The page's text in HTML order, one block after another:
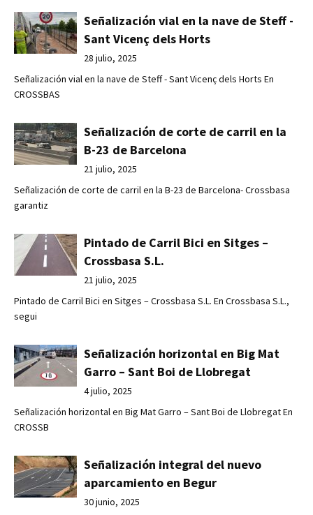
Señalización vial en la nave de Steff -
Sant Vicenç dels Horts
28 julio, 2025
Señalización vial en la nave de Steff - Sant Vicenç dels Horts En
CROSSBAS
Señalización de corte de carril en la
B-23 de Barcelona
21 julio, 2025
Señalización de corte de carril en la B-23 de Barcelona- Crossbasa
garantiz
Pintado de Carril Bici en Sitges –
Crossbasa S.L.
21 julio, 2025
Pintado de Carril Bici en Sitges – Crossbasa S.L. En Crossbasa S.L.,
segui
Señalización horizontal en Big Mat
Garro – Sant Boi de Llobregat
4 julio, 2025
Señalización horizontal en Big Mat Garro – Sant Boi de Llobregat En
CROSSB
Señalización integral del nuevo
aparcamiento en Begur
30 junio, 2025